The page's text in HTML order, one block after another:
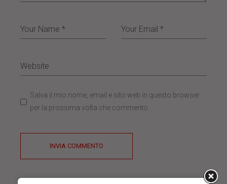
Salva il mio nome, email e sito web in questo browser
per la prossima volta che commento.
INVIA COMMENTO